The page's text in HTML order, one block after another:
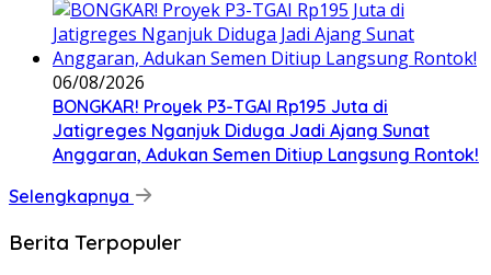
06/08/2026
BONGKAR! Proyek P3-TGAI Rp195 Juta di
Jatigreges Nganjuk Diduga Jadi Ajang Sunat
Anggaran, Adukan Semen Ditiup Langsung Rontok!
Selengkapnya
Berita Terpopuler